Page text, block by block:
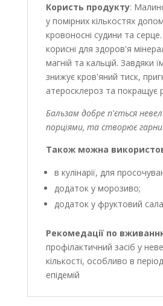
Користь продукту:
у помірних кількостях
кровоносні судини та
корисні для здоров'я
магній та кальцій. Завдяки
знижує кров'яний тиск,
атеросклероз та покращує
Бальзам добре п'ється
порціями, та створює
Також можна
в кулінарії, для
додаток у морозиво;
додаток у фруктовий
Рекомедації по
профілактичний засіб у
кількості, особливо в
епідемій